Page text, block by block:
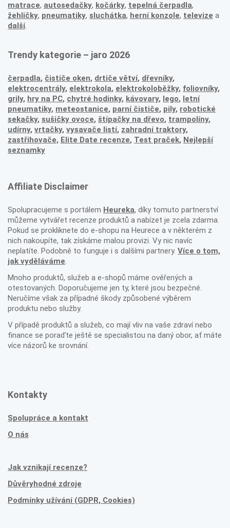
matrace, autosedačky, kočárky, tepelná čerpadla,
žehličky, pneumatiky, sluchátka, herní konzole, televize a
další.
Trendy kategorie – jaro 2026
čerpadla, čističe oken, drtiče větví, dřevníky,
elektrocentrály, elektrokola, elektrokoloběžky, foliovníky,
grily, hry na PC, chytré hodinky, kávovary, lego, letní
pneumatiky, meteostanice, parní čističe, pily, robotické
sekačky, sušičky ovoce, štípačky na dřevo, trampolíny,
udírny, vrtačky, vysavače listí, zahradní traktory,
zastřihovače, Elite Date recenze, Test praček, Nejlepší
seznamky
Affiliate Disclaimer
Spolupracujeme s portálem Heureka, díky tomuto partnerství
můžeme vytvářet recenze produktů a nabízet je zcela zdarma.
Pokud se prokliknete do e-shopu na Heurece a v některém z
nich nakoupíte, tak získáme malou provizi. Vy nic navíc
neplatíte. Podobně to funguje i s dalšími partnery. Více o tom,
jak vyděláváme.
Mnoho produktů, služeb a e-shopů máme ověřených a
otestovaných. Doporučujeme jen ty, které jsou bezpečné.
Neručíme však za případné škody způsobené výběrem
produktu nebo služby.
V případě produktů a služeb, co mají vliv na vaše zdraví nebo
finance se poraďte ještě se specialistou na daný obor, ať máte
více názorů ke srovnání.
Kontakty
Spolupráce a kontakt
O nás
Jak vznikají recenze?
Důvěryhodné zdroje
Podmínky užívání (GDPR, Cookies)